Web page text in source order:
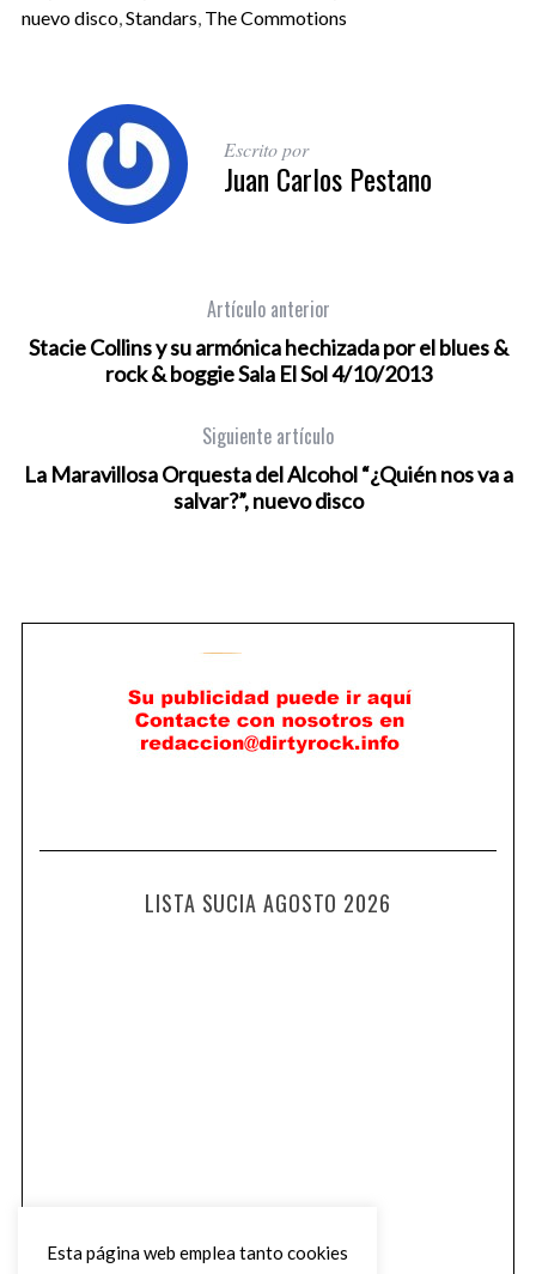
nuevo disco, Standars The Commotions
Escrito por
Juan Carlos Pestano
Artículo anterior
Stacie Collins y su armónica hechizada por el blues &
rock & boggie Sala El Sol 4/10/2013
Siguiente artículo
La Maravillosa Orquesta del Alcohol “¿Quién nos va a
salvar?”, nuevo disco
LISTA SUCIA AGOSTO 2026
Esta página web emplea tanto cookies